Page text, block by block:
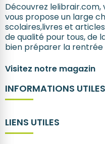
Découvrez lelibrair.com,
vous propose un large
scolaires,livres et
de qualité pour tous, de
bien préparer la
Visitez notre magazin
INFORMATIONS UTILES
LIENS UTILES